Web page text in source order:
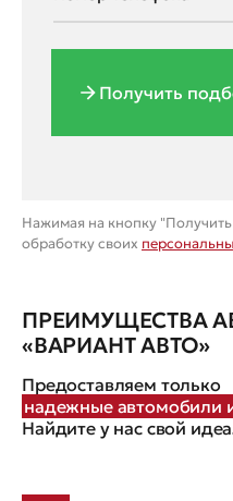
Получить
Нажимая на кнопку
обработку своих
ПРЕИМУЩЕСТВА
«ВАРИАНТ АВТО»
Предоставляем только
надежные автомобили
Найдите у нас свой